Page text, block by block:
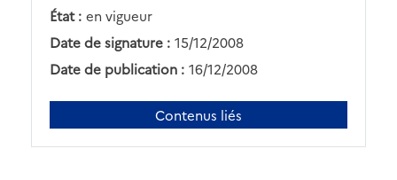
État : en vigueur
Date de signature : 15/12/2008
Date de publication : 16/12/2008
Contenus liés